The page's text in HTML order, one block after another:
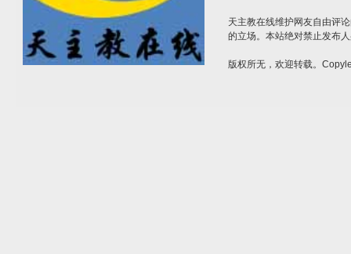
天主教在线维护网友自由评
的立场。本站绝对禁止发布
版权所无，欢迎转载。